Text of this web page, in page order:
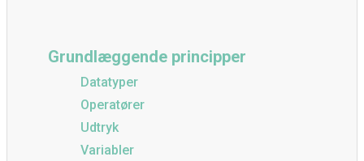
Grundlæggende principper
Datatyper
Operatører
Udtryk
Variabler